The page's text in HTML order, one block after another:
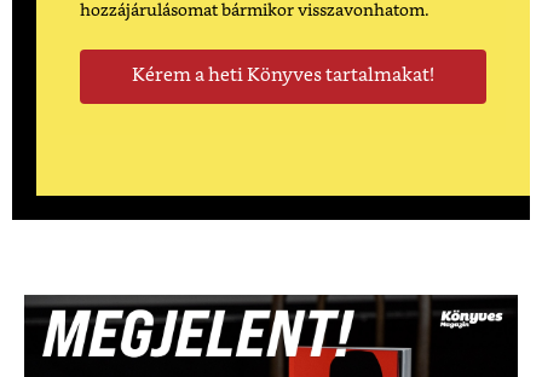
hozzájárulásomat bármikor visszavonhatom.